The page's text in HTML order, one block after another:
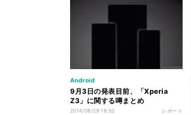
Android
9月3日の発表目前、「Xperia
Z3」に関する噂まとめ
2014/08/29 18:52 レポート